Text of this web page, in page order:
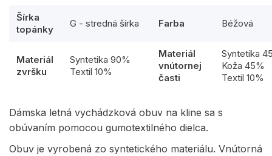
Šírka
topánky
G - stredná šírka Farba Béžová
Materiál
zvršku
Syntetika 90%
Textil 10%
Materiál
vnútornej
časti
Syntetika
Koža 45%
Textil 10%
Dámska letná vychádzková obuv na kline sa s
obúvaním pomocou gumotextilného dielca.
Obuv je vyrobená zo syntetického materiálu. Vnútorná